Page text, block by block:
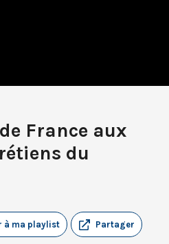
France aux
du
Partager
à ma playlist